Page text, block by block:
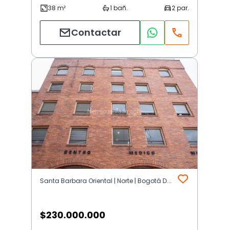
Contactar
Santa Barbara Oriental | Norte | Bogotá D.C.
$230.000.000